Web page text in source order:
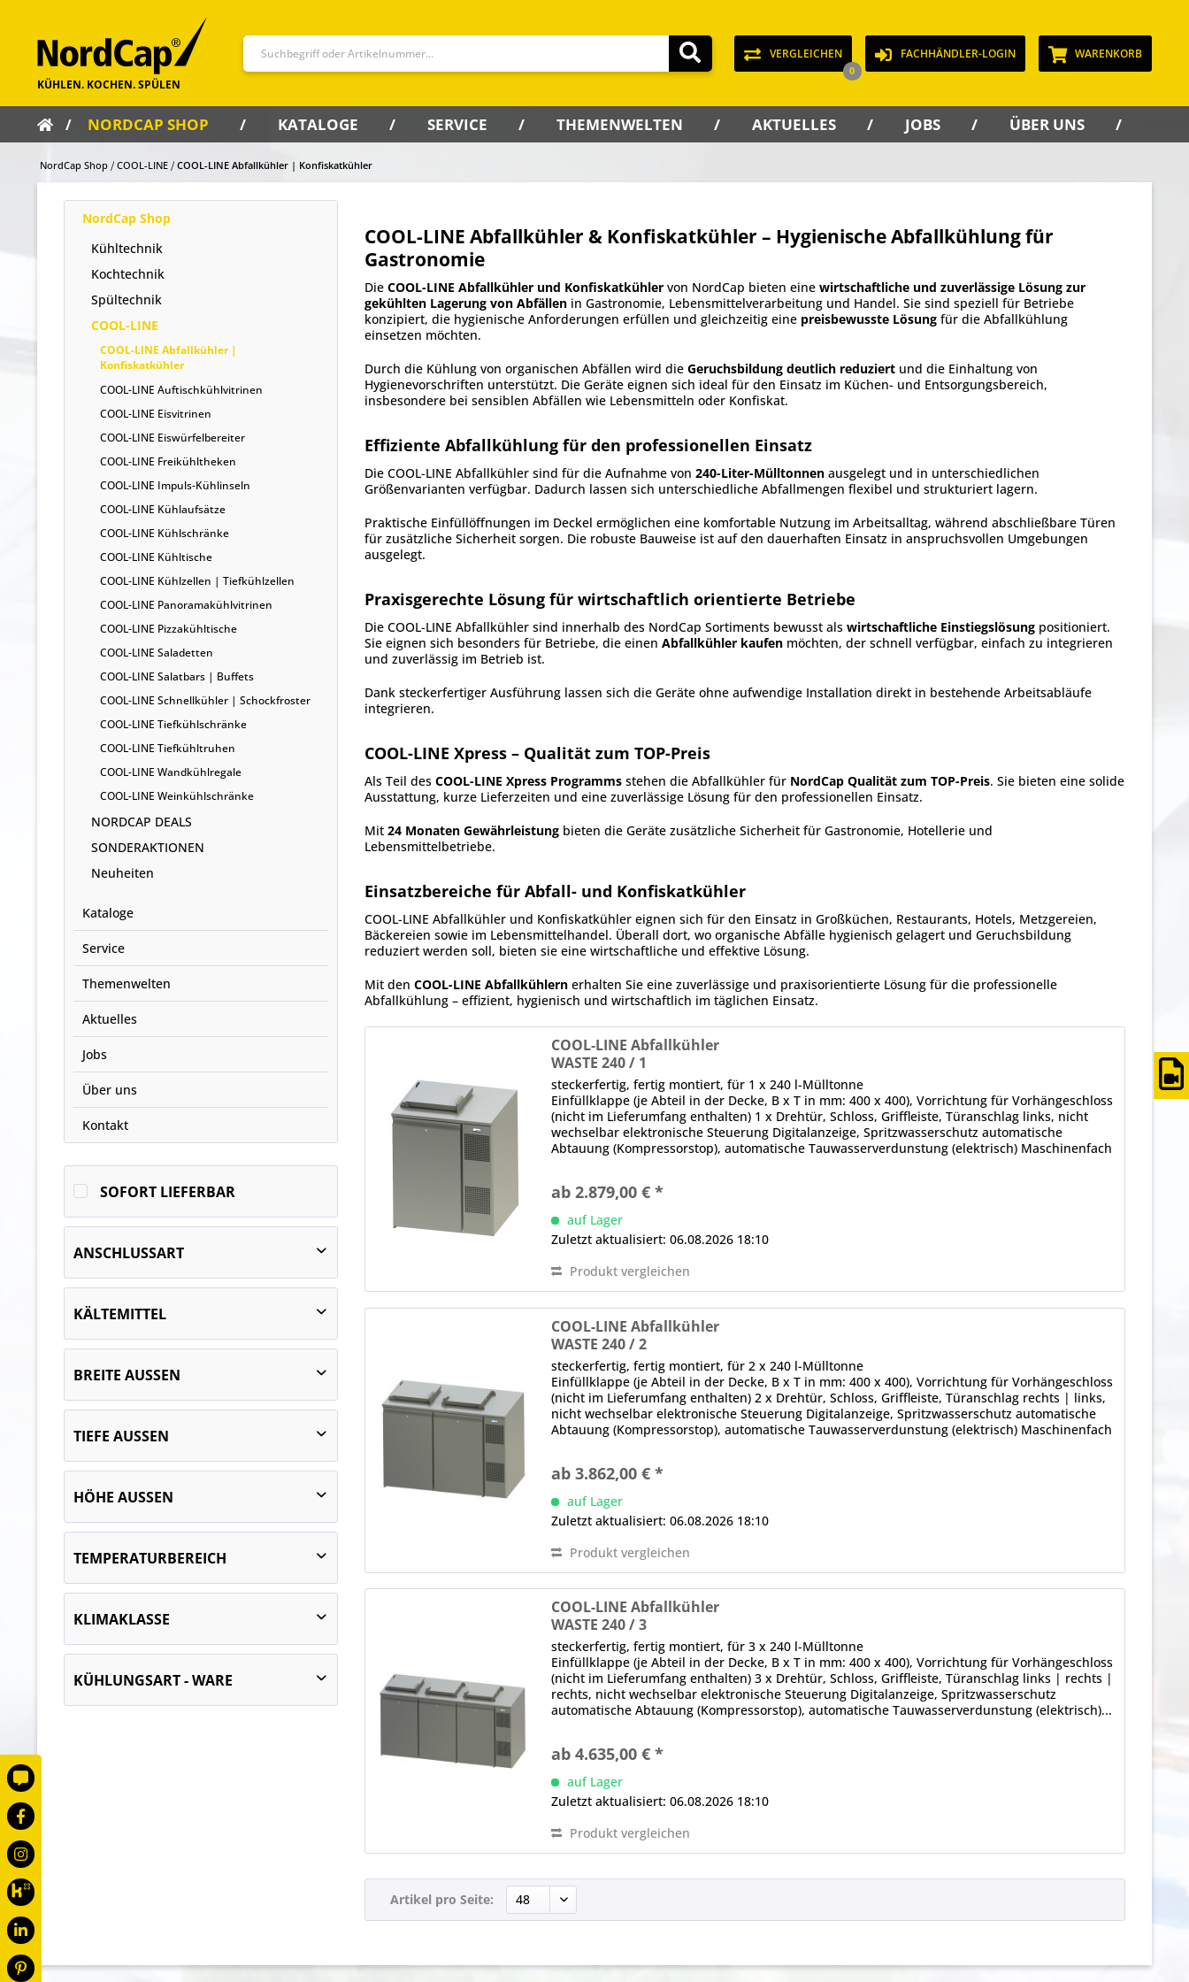
VERGLEICHEN
0
FACHHÄNDLER-LOGIN WARENKORB
NORDCAP SHOP KATALOGE SERVICE THEMENWELTEN AKTUELLES JOBS ÜBER UNS
NordCap Shop COOL-LINE COOL-LINE Abfallkühler | Konfiskatkühler
NordCap Shop
Kühltechnik
Kochtechnik
Spültechnik
COOL-LINE
COOL-LINE Abfallkühler |
Konfiskatkühler
COOL-LINE Auftischkühlvitrinen
COOL-LINE Eisvitrinen
COOL-LINE Eiswürfelbereiter
COOL-LINE Freikühltheken
COOL-LINE Impuls-Kühlinseln
COOL-LINE Kühlaufsätze
COOL-LINE Kühlschränke
COOL-LINE Kühltische
COOL-LINE Kühlzellen | Tiefkühlzellen
COOL-LINE Panoramakühlvitrinen
COOL-LINE Pizzakühltische
COOL-LINE Saladetten
COOL-LINE Salatbars | Buffets
COOL-LINE Schnellkühler | Schockfroster
COOL-LINE Tiefkühlschränke
COOL-LINE Tiefkühltruhen
COOL-LINE Wandkühlregale
COOL-LINE Weinkühlschränke
NORDCAP DEALS
SONDERAKTIONEN
Neuheiten
Kataloge
Service
Themenwelten
Aktuelles
Jobs
Über uns
Kontakt
SOFORT LIEFERBAR
ANSCHLUSSART
KÄLTEMITTEL
BREITE AUSSEN
2400
TIEFE AUSSEN
HÖHE AUSSEN
TEMPERATURBEREICH
KLIMAKLASSE
KÜHLUNGSART - WARE
COOL-LINE Abfallkühler & Konfiskatkühler – Hygienische Abfallkühlung für
Gastronomie
Die COOL-LINE Abfallkühler und Konfiskatkühler von NordCap bieten eine wirtschaftliche und zuverlässige Lösung zur
gekühlten Lagerung von Abfällen in Gastronomie, Lebensmittelverarbeitung und Handel. Sie sind speziell für Betriebe
konzipiert, die hygienische Anforderungen erfüllen und gleichzeitig eine preisbewusste Lösung für die Abfallkühlung
einsetzen möchten.
Durch die Kühlung von organischen Abfällen wird die Geruchsbildung deutlich reduziert und die Einhaltung von
Hygienevorschriften unterstützt. Die Geräte eignen sich ideal für den Einsatz im Küchen- und Entsorgungsbereich,
insbesondere bei sensiblen Abfällen wie Lebensmitteln oder Konfiskat.
Effiziente Abfallkühlung für den professionellen Einsatz
Die COOL-LINE Abfallkühler sind für die Aufnahme von 240-Liter-Mülltonnen ausgelegt und in unterschiedlichen
Größenvarianten verfügbar. Dadurch lassen sich unterschiedliche Abfallmengen flexibel und strukturiert lagern.
Praktische Einfüllöffnungen im Deckel ermöglichen eine komfortable Nutzung im Arbeitsalltag, während abschließbare Türen
für zusätzliche Sicherheit sorgen. Die robuste Bauweise ist auf den dauerhaften Einsatz in anspruchsvollen Umgebungen
ausgelegt.
Praxisgerechte Lösung für wirtschaftlich orientierte Betriebe
Die COOL-LINE Abfallkühler sind innerhalb des NordCap Sortiments bewusst als wirtschaftliche Einstiegslösung positioniert.
Sie eignen sich besonders für Betriebe, die einen Abfallkühler kaufen möchten, der schnell verfügbar, einfach zu integrieren
und zuverlässig im Betrieb ist.
Dank steckerfertiger Ausführung lassen sich die Geräte ohne aufwendige Installation direkt in bestehende Arbeitsabläufe
integrieren.
COOL-LINE Xpress – Qualität zum TOP-Preis
Als Teil des COOL-LINE Xpress Programms stehen die Abfallkühler für NordCap Qualität zum TOP-Preis. Sie bieten eine solide
Ausstattung, kurze Lieferzeiten und eine zuverlässige Lösung für den professionellen Einsatz.
Mit 24 Monaten Gewährleistung bieten die Geräte zusätzliche Sicherheit für Gastronomie, Hotellerie und
Lebensmittelbetriebe.
Einsatzbereiche für Abfall- und Konfiskatkühler
COOL-LINE Abfallkühler und Konfiskatkühler eignen sich für den Einsatz in Großküchen, Restaurants, Hotels, Metzgereien,
Bäckereien sowie im Lebensmittelhandel. Überall dort, wo organische Abfälle hygienisch gelagert und Geruchsbildung
reduziert werden soll, bieten sie eine wirtschaftliche und effektive Lösung.
Mit den COOL-LINE Abfallkühlern erhalten Sie eine zuverlässige und praxisorientierte Lösung für die professionelle
Abfallkühlung – effizient, hygienisch und wirtschaftlich im täglichen Einsatz.
COOL-LINE Abfallkühler
WASTE 240 / 1
steckerfertig, fertig montiert, für 1 x 240 l-Mülltonne
Einfüllklappe (je Abteil in der Decke, B x T in mm: 400 x 400), Vorrichtung für Vorhängeschloss
(nicht im Lieferumfang enthalten) 1 x Drehtür, Schloss, Griffleiste, Türanschlag links, nicht
wechselbar elektronische Steuerung Digitalanzeige, Spritzwasserschutz automatische
Abtauung (Kompressorstop), automatische Tauwasserverdunstung (elektrisch) Maschinenfach
ab 2.879,00 € *
auf Lager
Zuletzt aktualisiert: 06.08.2026 18:10
Produkt vergleichen
COOL-LINE Abfallkühler
WASTE 240 / 2
steckerfertig, fertig montiert, für 2 x 240 l-Mülltonne
Einfüllklappe (je Abteil in der Decke, B x T in mm: 400 x 400), Vorrichtung für Vorhängeschloss
(nicht im Lieferumfang enthalten) 2 x Drehtür, Schloss, Griffleiste, Türanschlag rechts | links,
nicht wechselbar elektronische Steuerung Digitalanzeige, Spritzwasserschutz automatische
Abtauung (Kompressorstop), automatische Tauwasserverdunstung (elektrisch) Maschinenfach
ab 3.862,00 € *
auf Lager
Zuletzt aktualisiert: 06.08.2026 18:10
Produkt vergleichen
COOL-LINE Abfallkühler
WASTE 240 / 3
steckerfertig, fertig montiert, für 3 x 240 l-Mülltonne
Einfüllklappe (je Abteil in der Decke, B x T in mm: 400 x 400), Vorrichtung für Vorhängeschloss
(nicht im Lieferumfang enthalten) 3 x Drehtür, Schloss, Griffleiste, Türanschlag links | rechts |
rechts, nicht wechselbar elektronische Steuerung Digitalanzeige, Spritzwasserschutz
automatische Abtauung (Kompressorstop), automatische Tauwasserverdunstung (elektrisch)...
ab 4.635,00 € *
auf Lager
Zuletzt aktualisiert: 06.08.2026 18:10
Produkt vergleichen
Artikel pro Seite: